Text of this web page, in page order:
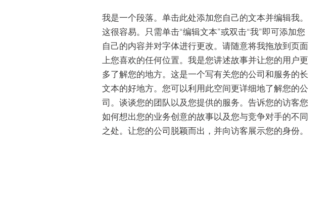
我是一个段落。单击此处添加您自己的文本并编辑我。
这很容易。只需单击“编辑文本”或双击“我”即可添加您
自己的内容并对字体进行更改。请随意将我拖放到页面
上您喜欢的任何位置。我是您讲述故事并让您的用户更
多了解您的地方。​这是一个写有关您的公司和服务的长
文本的好地方。您可以利用此空间更详细地了解您的公
司。谈谈您的团队以及您提供的服务。告诉您的访客您
如何想出您的业务创意的故事以及您与竞争对手的不同
之处。让您的公司脱颖而出，并向访客展示您的身份。